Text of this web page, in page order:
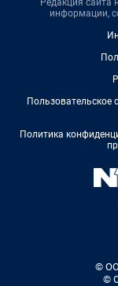
информации,
Пользовательское
Политика
©
©